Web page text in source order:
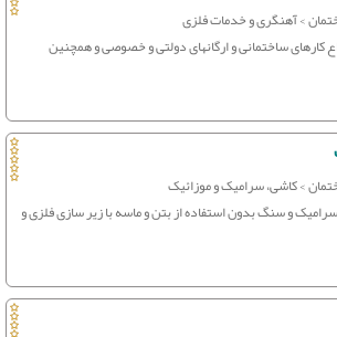
> آهنگری و خدمات فلزی
ساختمانی و ارگانهای دولتی و خصوصی و همچنین
> کاشی، سرامیک و موزائیک
و سنگ بدون استفاده از بتن و ماسه با زیر سازی فلزی و